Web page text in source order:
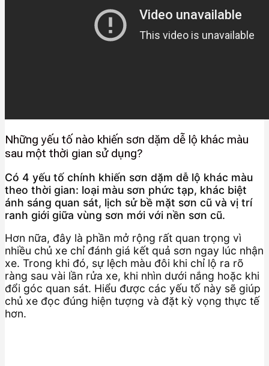
Những yếu tố nào khiến sơn dặm dễ lộ khác màu
sau một thời gian sử dụng?
Có 4 yếu tố chính khiến sơn dặm dễ lộ khác màu
theo thời gian: loại màu sơn phức tạp, khác biệt
ánh sáng quan sát, lịch sử bề mặt sơn cũ và vị trí
ranh giới giữa vùng sơn mới với nền sơn cũ.
Hơn nữa, đây là phần mở rộng rất quan trọng vì
nhiều chủ xe chỉ đánh giá kết quả sơn ngay lúc nhận
xe. Trong khi đó, sự lệch màu đôi khi chỉ lộ ra rõ
ràng sau vài lần rửa xe, khi nhìn dưới nắng hoặc khi
đổi góc quan sát. Hiểu được các yếu tố này sẽ giúp
chủ xe đọc đúng hiện tượng và đặt kỳ vọng thực tế
hơn.